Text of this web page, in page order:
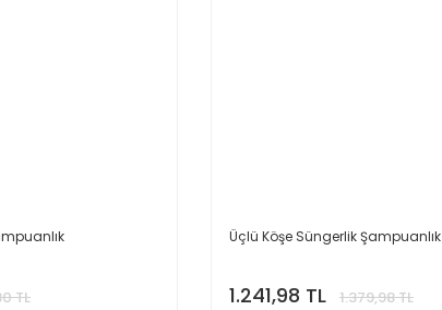
TL
Üçlü Köşe Süngerlik Şampuanlık
1.241,98 TL 1.379,98 TL